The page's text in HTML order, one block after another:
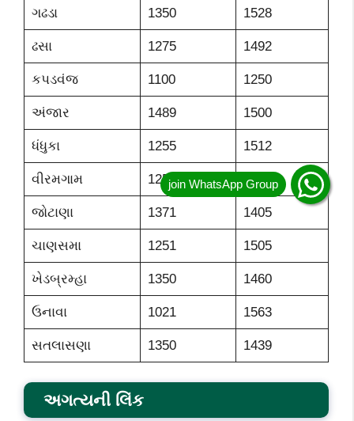
ગઢડા 1350 1528
ઢસા 1275 1492
કપડવંજ 1100 1250
અંજાર 1489 1500
ધંધુકા 1255 1512
વીરમગામ 1250 1472
જોટાણા 1371 1405
ચાણસમા 1251 1505
ખેડબ્રમ્હા 1350 1460
ઉનાવા 1021 1563
સતલાસણા 1350 1439
અગત્યની લિંક